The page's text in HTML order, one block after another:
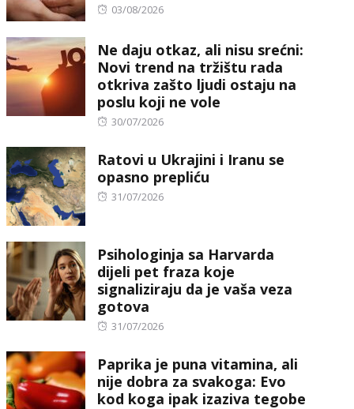
Posted
03/08/2026
Ne daju otkaz, ali nisu srećni:
Novi trend na tržištu rada
otkriva zašto ljudi ostaju na
poslu koji ne vole
Posted
30/07/2026
Ratovi u Ukrajini i Iranu se
opasno prepliću
Posted
31/07/2026
Psihologinja sa Harvarda
dijeli pet fraza koje
signaliziraju da je vaša veza
gotova
Posted
31/07/2026
Paprika je puna vitamina, ali
nije dobra za svakoga: Evo
kod koga ipak izaziva tegobe